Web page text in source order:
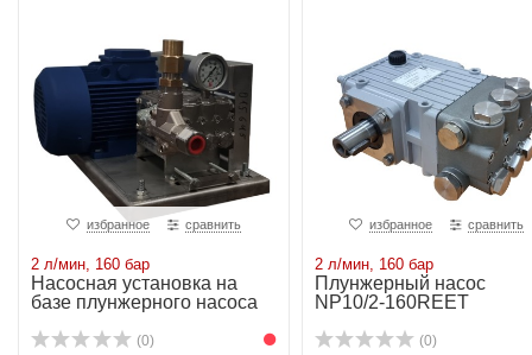
избранное сравнить
2 л/мин, 160 бар
Насосная установка на
базе плунжерного насоса
(0)
избранное сравнить
2 л/мин, 160 бар
Плунжерный насос
NP10/2-160REET
(0)